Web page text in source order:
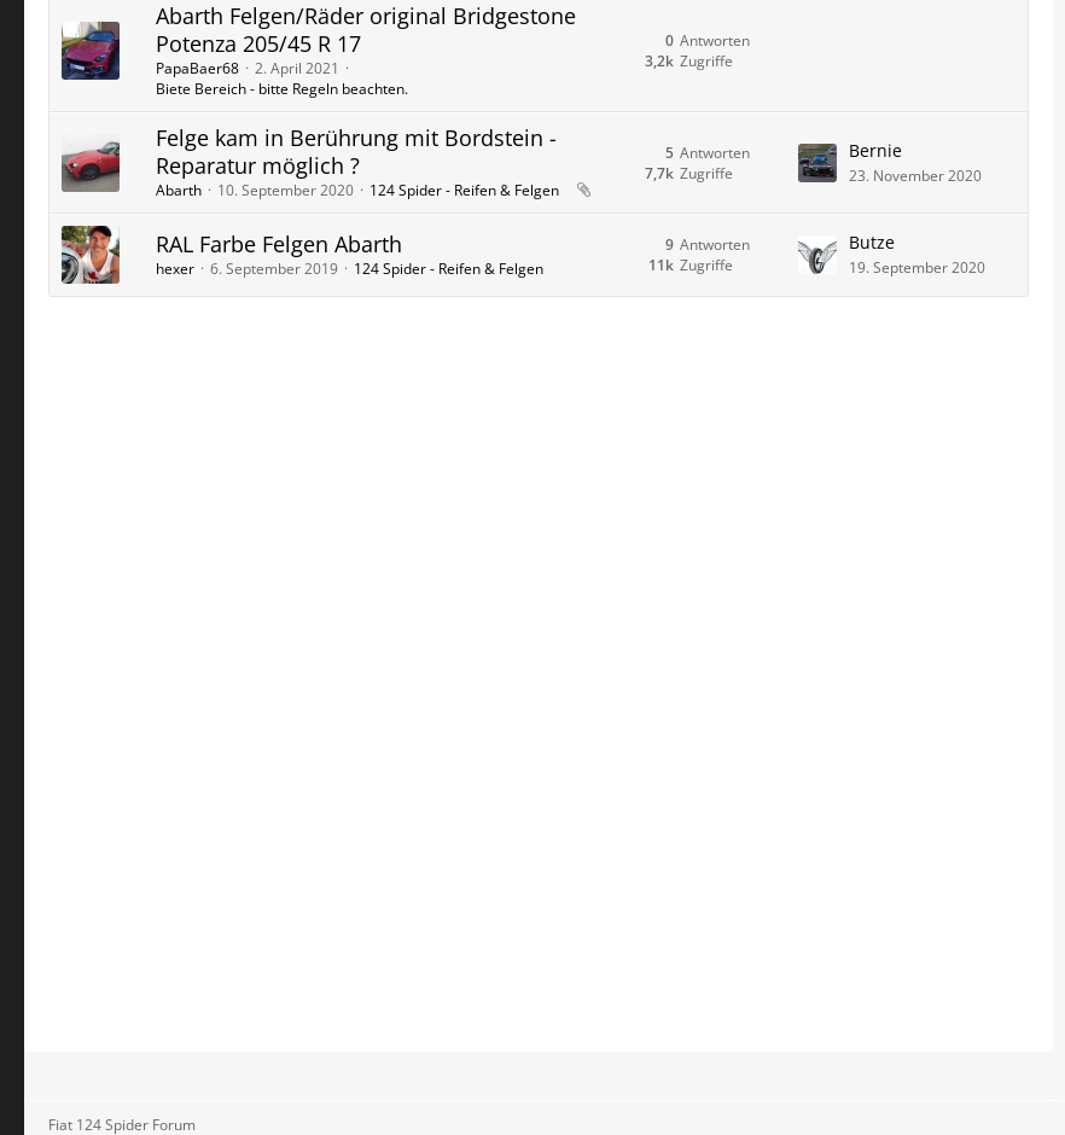
Abarth Felgen/Räder original Bridgestone
Potenza 205/45 R 17
PapaBaer68
2. April 2021
Biete Bereich - bitte Regeln beachten.
Antworten
0
Zugriffe
3,2k
Felge kam in Berührung mit Bordstein -
Reparatur möglich ?
Abarth 10. September 2020 124 Spider - Reifen & Felgen
Antworten
5
Zugriffe
7,7k
Bernie
23. November 2020
RAL Farbe Felgen Abarth
hexer 6. September 2019 124 Spider - Reifen & Felgen
Antworten
9
Zugriffe
11k
Butze
19. September 2020
Fiat 124 Spider Forum